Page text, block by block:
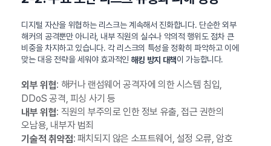
디지털 자산을 위협하는 리스크는 계속해서 진화합니다. 단순한 외부
해커의 공격뿐만 아니라, 내부 직원의 실수나 악의적 행위도 점차 큰
비중을 차지하고 있습니다. 각 리스크의 특성을 정확히 파악하고 이에
맞는 대응 전략을 세워야 효과적인 해킹 방지 대책이 가능합니다.
외부 위협: 해커나 랜섬웨어 공격자에 의한 시스템 침입,
DDoS 공격, 피싱 사기 등
내부 위협: 직원의 부주의로 인한 정보 유출, 접근 권한의
오남용, 내부자 범죄
기술적 취약점: 패치되지 않은 소프트웨어, 설정 오류, 암호